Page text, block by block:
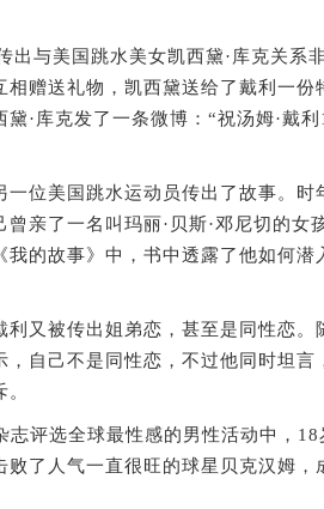
与美国跳水美女凯西黛·库克关系
相赠送礼物，凯西黛送给了戴利一份
·库克发了一条微博：“祝汤姆·戴
美国跳水运动员传出了故事。时
曾亲了一名叫玛丽·贝斯·邓尼切的女
我的故事》中，书中透露了他如何潜
又被传出姐弟恋，甚至是同性恋。
，自己不是同性恋，不过他同时坦言
评选全球最性感的男性活动中，18
败了人气一直很旺的球星贝克汉姆，